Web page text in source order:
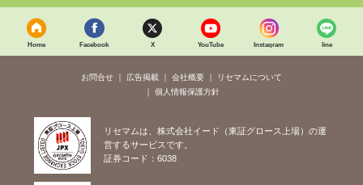
Home Facebook X YouTube Instagram line
お問合せ 広告掲載 会社概要
リセマムについて
個人情報保護方針
リセマムは、株式会社イード（東証グロース上場）の運
営するサービスです。
証券コード：6038